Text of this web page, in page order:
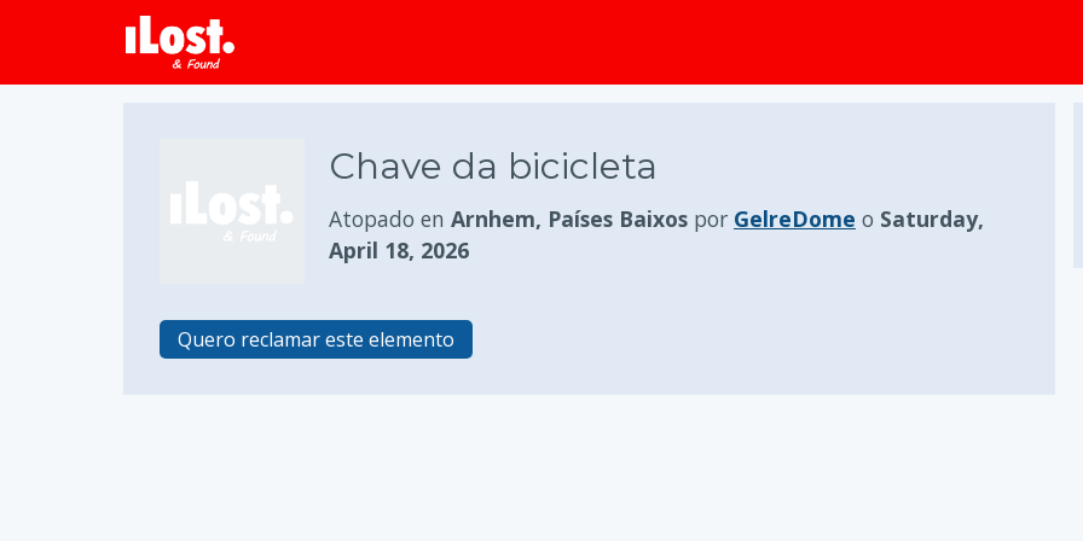
Chave da bicicleta
Atopado en Arnhem, Países Baixos por GelreDome o Saturday,
April 18, 2026
Quero reclamar este elemento